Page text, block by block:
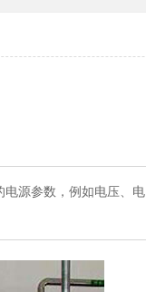
电源参数，例如电压、电